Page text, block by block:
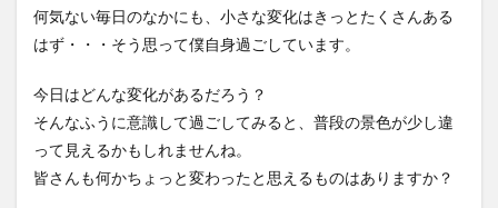
何気ない毎日のなかにも、小さな変化はきっとたくさんある
はず・・・そう思って僕自身過ごしています。
今日はどんな変化があるだろう？
そんなふうに意識して過ごしてみると、普段の景色が少し違
って見えるかもしれませんね。
皆さんも何かちょっと変わったと思えるものはありますか？